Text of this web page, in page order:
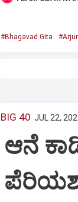
#Bhagavad Gita
BIG 40 JUL 22,
ಆನೆ